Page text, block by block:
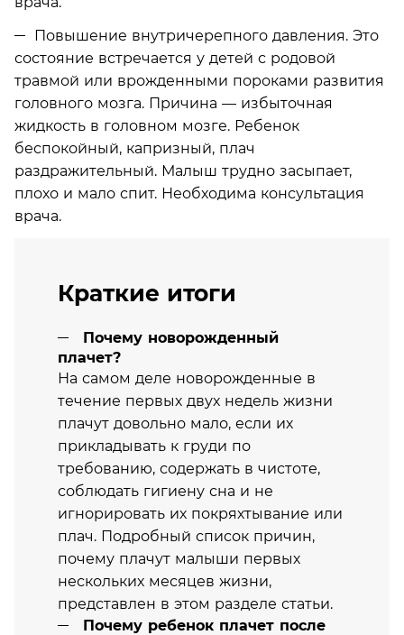
Повышение внутричерепного давления. Это
состояние встречается у детей с родовой
травмой или врожденными пороками развития
головного мозга. Причина — избыточная
жидкость в головном мозге. Ребенок
беспокойный, капризный, плач
раздражительный. Малыш трудно засыпает,
плохо и мало спит. Необходима консультация
врача.
Краткие итоги
Почему новорожденный
плачет?
На самом деле новорожденные в
течение первых двух недель жизни
плачут довольно мало, если их
прикладывать к груди по
требованию, содержать в чистоте,
соблюдать гигиену сна и не
игнорировать их покряхтывание или
плач. Подробный список причин,
почему плачут малыши первых
нескольких месяцев жизни,
представлен в этом разделе статьи.
Почему ребенок плачет после